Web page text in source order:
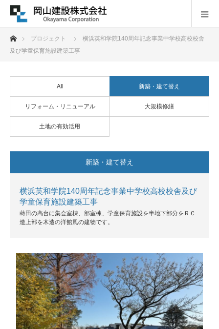
ホームプロジェクト
横浜英和学院140周年記念事業中学校高校校舎
及び学童保育施設建築工事
All 新築・建て替え
リフォーム・リニューアル 大規模修繕
土地の有効活用
新築・建て替え
横浜英和学院140周年記念事業中学校高校校舎及び
学童保育施設建築工事
蒔田の高台に集会室棟、部室棟、学童保育施設を半地下部分をＲＣ
造上部を木造の洋館風の建物です。